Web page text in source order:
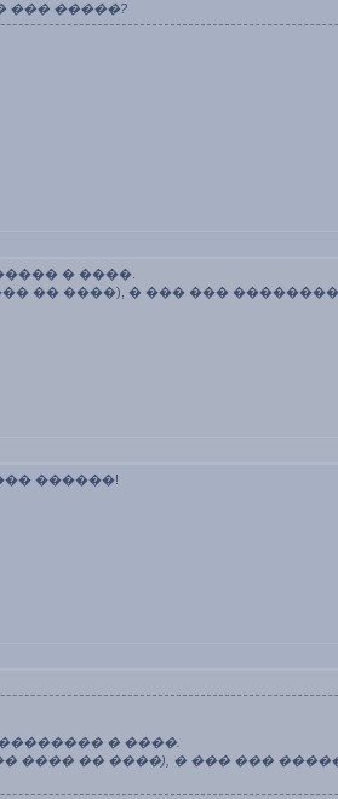
��� �����?
� ����.
�� ����), � ��� ���
������!
� ����.
���� �� ����), � ��� ���